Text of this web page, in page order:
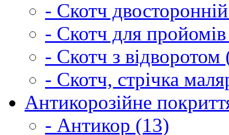
- Скотч
- Скотч для
- Скотч з відворотом
- Скотч, стрічка
Антикорозійне
- Антикор (13)